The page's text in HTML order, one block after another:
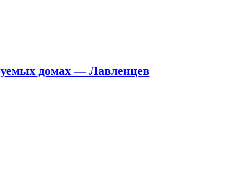
домах — Лавленцев